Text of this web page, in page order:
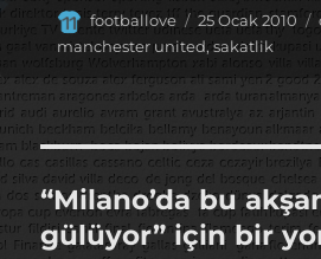
Yazar
footballove
Yayın
tarihi
25 Ocak 2010
manchester united,sakatlik
“Milano’da bu
gülüyor” için bir